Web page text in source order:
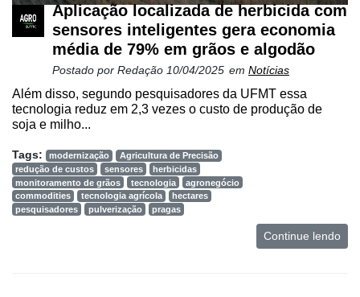
Aplicação localizada de herbicida com
sensores inteligentes gera economia
média de 79% em grãos e algodão
Postado por Redação 10/04/2025 em Notícias
Além disso, segundo pesquisadores da UFMT essa
tecnologia reduz em 2,3 vezes o custo de produção de
soja e milho...
Tags: modernização
Agricultura de Precisão
redução de custos
sensores
herbicidas
monitoramento de grãos
tecnologia
agronegócio
commodities
tecnologia agrícola
hectares
pesquisadores
pulverização pragas
Continue lendo